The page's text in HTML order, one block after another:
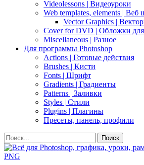
Videolessons | Видеоуроки
Web templates, elements |
Vector Graphics |
Cover for DVD | Обложки
Miscellaneous | Разное
Для программы Photoshop
Actions | Готовые действия
Brushes | Кисти
Fonts | Шрифт
Gradients | Градиенты
Patterns | Заливки
Styles | Стили
Plugins | Плагины
Пресеты, панель, профили